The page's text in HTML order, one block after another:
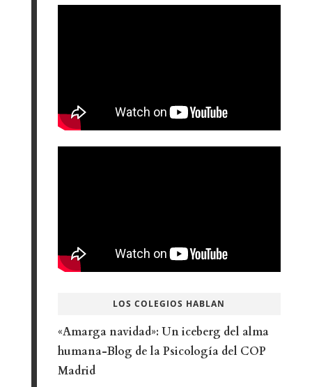
LOS COLEGIOS HABLAN
«Amarga navidad»: Un iceberg del alma
humana-Blog de la Psicología del COP
Madrid